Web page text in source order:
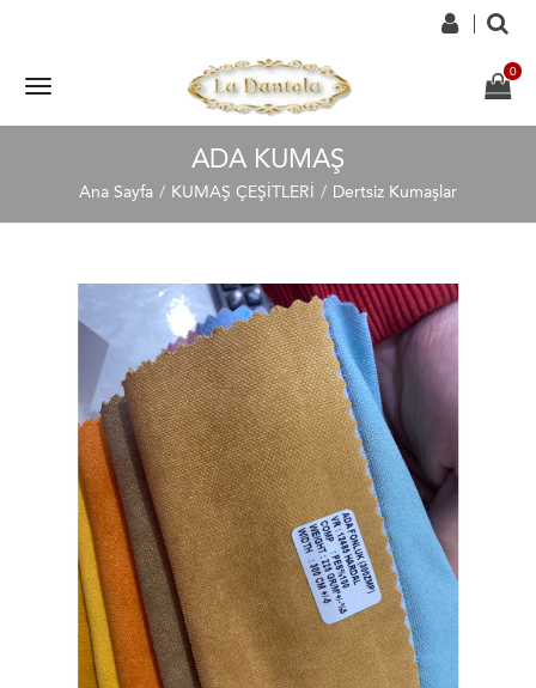
ADA KUMAŞ
Ana Sayfa KUMAŞ ÇEŞİTLERİ Dertsiz Kumaşlar